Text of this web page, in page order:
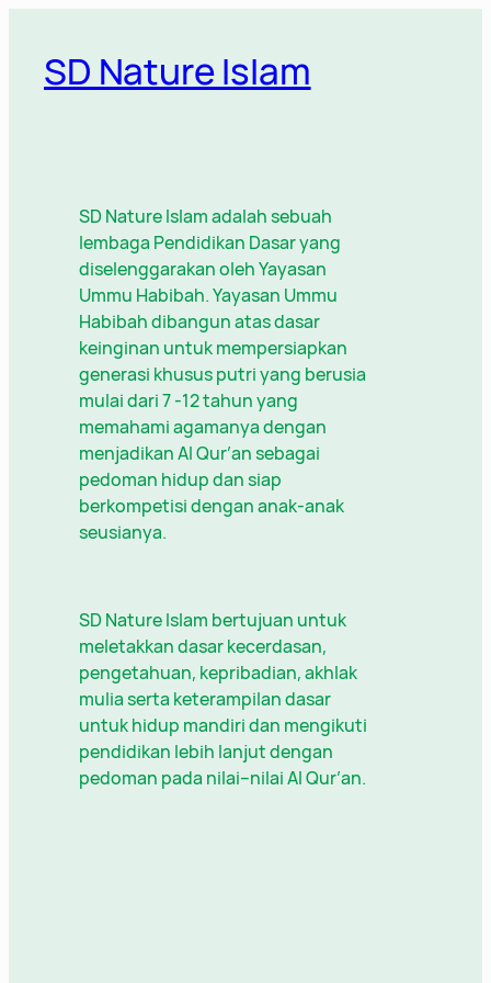
kontenSD Nature Islam
SD Nature Islam adalah sebuah
lembaga Pendidikan Dasar yang
diselenggarakan oleh Yayasan
Ummu Habibah. Yayasan Ummu
Habibah dibangun atas dasar
keinginan untuk mempersiapkan
generasi khusus putri yang berusia
mulai dari 7 -12 tahun yang
memahami agamanya dengan
menjadikan Al Qur’an sebagai
pedoman hidup dan siap
berkompetisi dengan anak-anak
seusianya.
SD Nature Islam bertujuan untuk
meletakkan dasar kecerdasan,
pengetahuan, kepribadian, akhlak
mulia serta keterampilan dasar
untuk hidup mandiri dan mengikuti
pendidikan lebih lanjut dengan
pedoman pada nilai–nilai Al Qur’an.